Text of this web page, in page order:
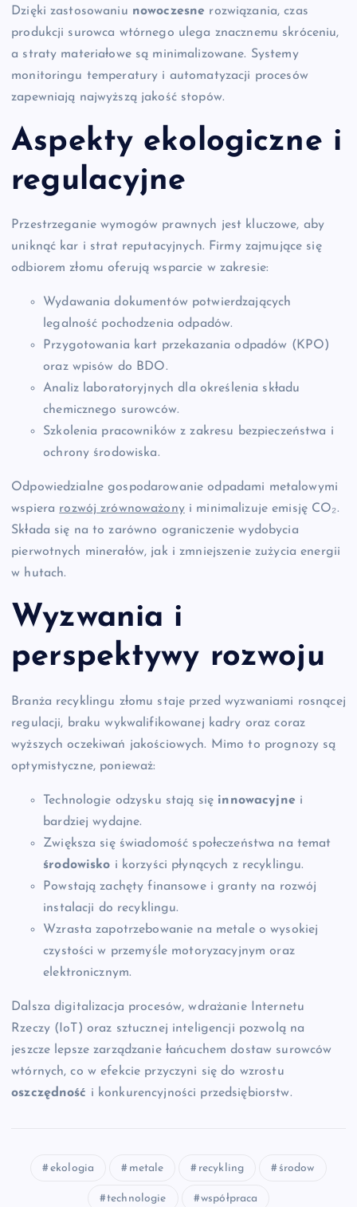
Dzięki zastosowaniu nowoczesne rozwiązania, czas
produkcji surowca wtórnego ulega znacznemu skróceniu,
a straty materiałowe są minimalizowane. Systemy
monitoringu temperatury i automatyzacji procesów
zapewniają najwyższą jakość stopów.
Aspekty ekologiczne i
regulacyjne
Przestrzeganie wymogów prawnych jest kluczowe, aby
uniknąć kar i strat reputacyjnych. Firmy zajmujące się
odbiorem złomu oferują wsparcie w zakresie:
Wydawania dokumentów potwierdzających
legalność pochodzenia odpadów.
Przygotowania kart przekazania odpadów (KPO)
oraz wpisów do BDO.
Analiz laboratoryjnych dla określenia składu
chemicznego surowców.
Szkolenia pracowników z zakresu bezpieczeństwa i
ochrony środowiska.
Odpowiedzialne gospodarowanie odpadami metalowymi
wspiera rozwój zrównoważonyi minimalizuje emisję CO₂.
Składa się na to zarówno ograniczenie wydobycia
pierwotnych minerałów, jak i zmniejszenie zużycia energii
w hutach.
Wyzwania i
perspektywy rozwoju
Branża recyklingu złomu staje przed wyzwaniami rosnącej
regulacji, braku wykwalifikowanej kadry oraz coraz
wyższych oczekiwań jakościowych. Mimo to prognozy są
optymistyczne, ponieważ:
Technologie odzysku stają się innowacyjnei
bardziej wydajne.
Zwiększa się świadomość społeczeństwa na temat
środowisko i korzyści płynących z recyklingu.
Powstają zachęty finansowe i granty na rozwój
instalacji do recyklingu.
Wzrasta zapotrzebowanie na metale o wysokiej
czystości w przemyśle motoryzacyjnym oraz
elektronicznym.
Dalsza digitalizacja procesów, wdrażanie Internetu
Rzeczy (IoT) oraz sztucznej inteligencji pozwolą na
jeszcze lepsze zarządzanie łańcuchem dostaw surowców
wtórnych, co w efekcie przyczyni się do wzrostu
oszczędność i konkurencyjności przedsiębiorstw.
ekologia metale recykling środow
technologie współpraca